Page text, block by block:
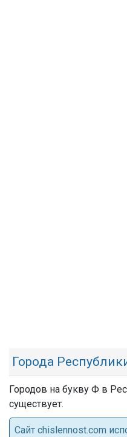
Города
Городов на букву Ф в
существует.
Cайт chislennost.com